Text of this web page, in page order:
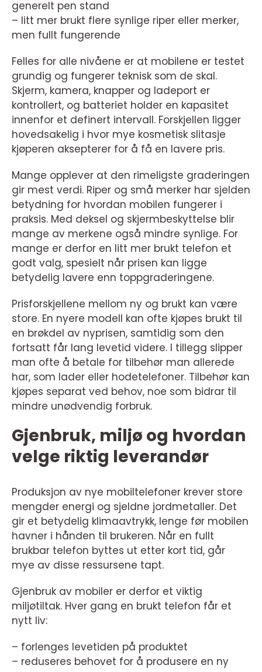
generelt pen stand
– litt mer brukt flere synlige riper eller merker,
men fullt fungerende
Felles for alle nivåene er at mobilene er testet
grundig og fungerer teknisk som de skal.
Skjerm, kamera, knapper og ladeport er
kontrollert, og batteriet holder en kapasitet
innenfor et definert intervall. Forskjellen ligger
hovedsakelig i hvor mye kosmetisk slitasje
kjøperen aksepterer for å få en lavere pris.
Mange opplever at den rimeligste graderingen
gir mest verdi. Riper og små merker har sjelden
betydning for hvordan mobilen fungerer i
praksis. Med deksel og skjermbeskyttelse blir
mange av merkene også mindre synlige. For
mange er derfor en litt mer brukt telefon et
godt valg, spesielt når prisen kan ligge
betydelig lavere enn toppgraderingene.
Prisforskjellene mellom ny og brukt kan være
store. En nyere modell kan ofte kjøpes brukt til
en brøkdel av nyprisen, samtidig som den
fortsatt får lang levetid videre. I tillegg slipper
man ofte å betale for tilbehør man allerede
har, som lader eller hodetelefoner. Tilbehør kan
kjøpes separat ved behov, noe som bidrar til
mindre unødvendig forbruk.
Gjenbruk, miljø og hvordan
velge riktig leverandør
Produksjon av nye mobiltelefoner krever store
mengder energi og sjeldne jordmetaller. Det
gir et betydelig klimaavtrykk, lenge før mobilen
havner i hånden til brukeren. Når en fullt
brukbar telefon byttes ut etter kort tid, går
mye av disse ressursene tapt.
Gjenbruk av mobiler er derfor et viktig
miljøtiltak. Hver gang en brukt telefon får et
nytt liv:
– forlenges levetiden på produktet
– reduseres behovet for å produsere en ny